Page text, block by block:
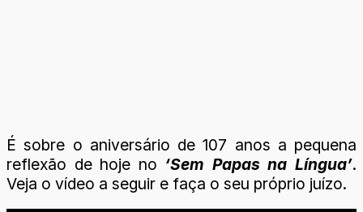
É sobre o aniversário de 107 anos a pequena
reflexão de hoje no ‘Sem Papas na Língua’.
Veja o vídeo a seguir e faça o seu próprio juízo.